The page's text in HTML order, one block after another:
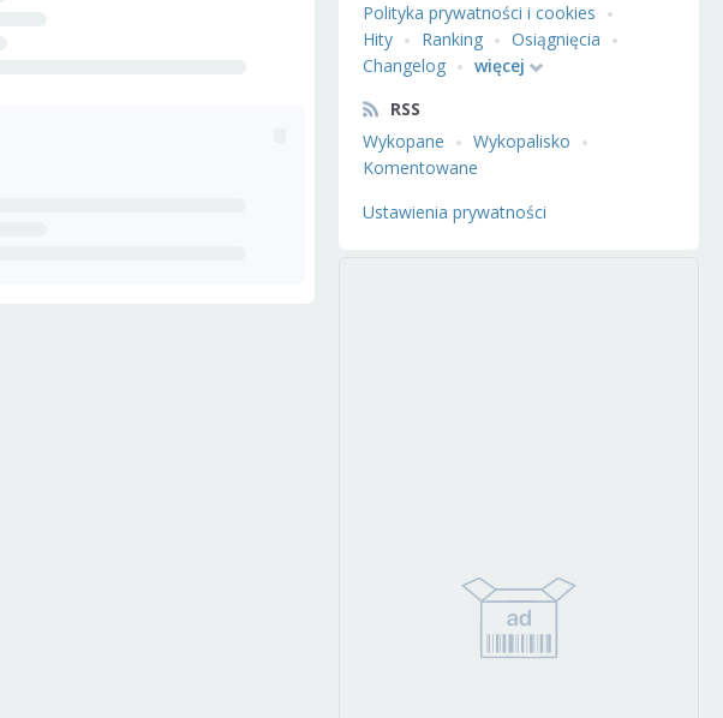
Polityka prywatności i cookies
Hity
Ranking
Osiągnięcia
Changelog
więcej
RSS
Wykopane
Wykopalisko
Komentowane
Ustawienia prywatności